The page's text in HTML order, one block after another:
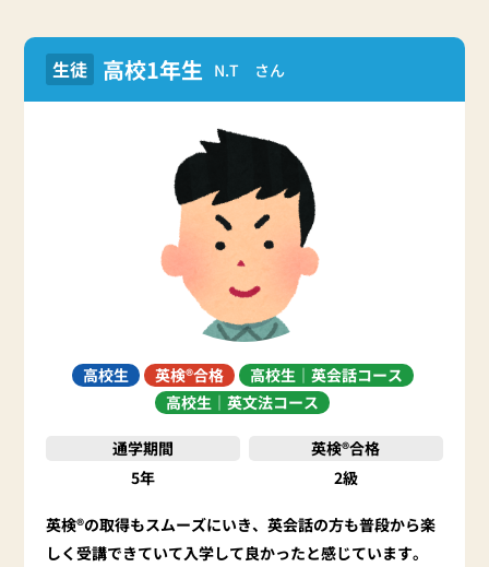
生徒 高校1年生 N.T さん
高校生 英検®合格
高校生｜英会話コース
高校生｜英文法コース
通学期間
5年
英検®合格
2級
英検®の取得もスムーズにいき、英会話の方も普段から楽
しく受講できていて入学して良かったと感じています。